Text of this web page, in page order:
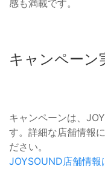
感も満載です。
キャンペーン
キャンペーンは、
す。詳細な店舗情報
ださい。
JOYSOUND店舗情報